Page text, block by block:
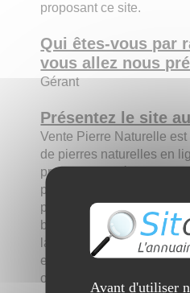
proposant ce site.
Qui êtes-vous par
vous allez nous
Gérant
Présentez le site
Vente Pierre Naturelle
de pierres naturelles en
proposons différentes
pierre naturelle, selon
piscine pour réaliser un
bordures de piscine ou
la terrasse de vos rêves,
embellir des murs,
offrons un large choix de
Avant d'utiliser